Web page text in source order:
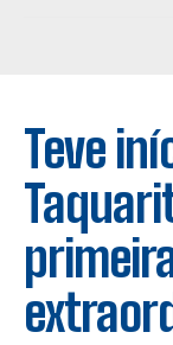
Teve